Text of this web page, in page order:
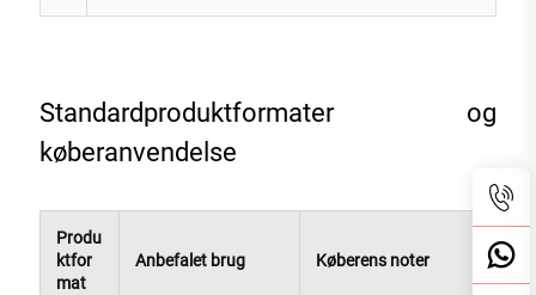
Standardproduktformater og
køberanvendelse
Produ
ktfor
mat
Anbefalet brug Køberens noter